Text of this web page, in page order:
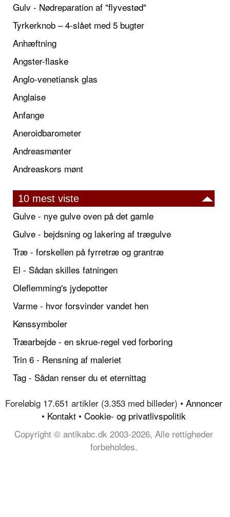
Gulv - Nødreparation af "flyvestød"
Tyrkerknob – 4-slået med 5 bugter
Anhæftning
Angster-flaske
Anglo-venetiansk glas
Anglaise
Anfange
Aneroidbarometer
Andreasmønter
Andreaskors mønt
10 mest viste
Gulve - nye gulve oven på det gamle
Gulve - bejdsning og lakering af trægulve
Træ - forskellen på fyrretræ og grantræ
El - Sådan skilles fatningen
Oleflemming's jydepotter
Varme - hvor forsvinder vandet hen
Kønssymboler
Træarbejde - en skrue-regel ved forboring
Trin 6 - Rensning af maleriet
Tag - Sådan renser du et eternittag
Foreløbig 17.651 artikler (3.353 med billeder) • Annoncer
• Kontakt • Cookie- og privatlivspolitik
Copyright © antikabc.dk 2003-2026, Alle rettigheder
forbeholdes.